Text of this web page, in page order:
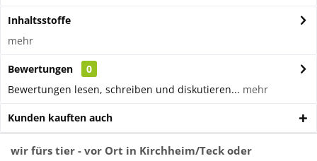
Inhaltsstoffe
mehr
Bewertungen
0
Bewertungen lesen, schreiben und diskutieren... mehr
Kunden kauften auch
wir fürs tier - vor Ort in Kirchheim/Teck oder